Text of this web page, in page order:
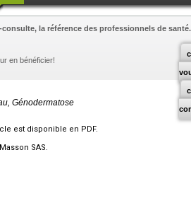
consulte, la référence des professionnels de santé.
en bénéficier!
Génodermatose
est disponible en PDF.
SAS.